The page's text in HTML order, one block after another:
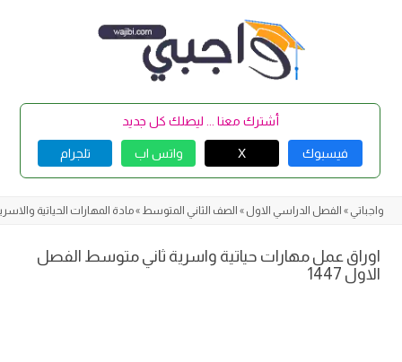
أشترك معنا ... ليصلك كل جديد
فيسبوك X واتس اب تلجرام
واجباتي » الفصل الدراسي الاول » الصف الثاني المتوسط »مادة المهارات الحياتية
اوراق عمل مهارات حياتية واسرية ثاني متوسط الفصل
الاول 1447